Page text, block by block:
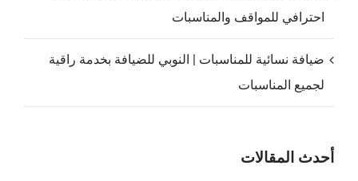
احترافي للمواقف والمناسبات
ضيافة نسائية للمناسبات | النوبي للضيافة بخدمة راقية
لجميع المناسبات
أحدث المقالات